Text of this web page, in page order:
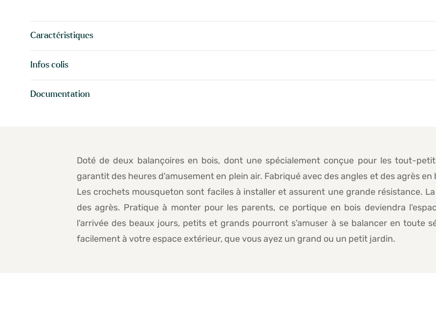
Caractéristiques
Infos colis
Documentation
Doté de deux balançoires en bois, dont une spécialement conçue pour les tout-
garantit des heures d'amusement en plein air. Fabriqué avec des angles et des agrès
Les crochets mousqueton sont faciles à installer et assurent une grande résistance.
des agrès. Pratique à monter pour les parents, ce portique en bois deviendra
l'arrivée des beaux jours, petits et grands pourront s'amuser à se balancer en toute
facilement à votre espace extérieur, que vous ayez un grand ou un petit jardin.